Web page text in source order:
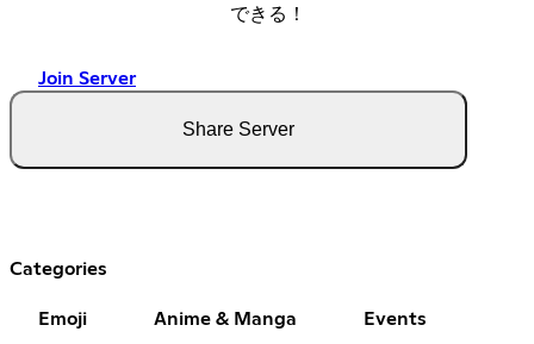
できる！
Join Server
Share Server
Categories
Emoji Anime & Manga Events